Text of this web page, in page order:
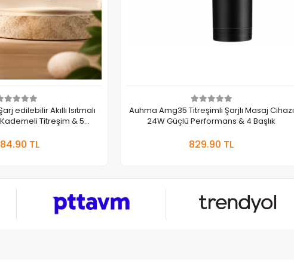
edilebilir Akıllı Isıtmalı
Titreşim & 5
TL
Auhma Amg35 Titreşimli Şarjlı Masaj Cihazı
24W Güçlü Performans & 4 Başlık
829.90 TL